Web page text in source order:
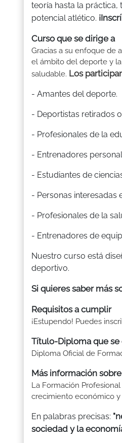
teoría hasta la práctica,
potencial atlético.
Curso que se dirige a
Gracias a su enfoque de
el ámbito del deporte y
saludable. Los
- Amantes del deporte.
- Deportistas retirados
- Profesionales de la
- Entrenadores
- Estudiantes de
- Personas interesadas
- Profesionales de la
- Entrenadores de
Nuestro curso está
deportivo.
Si quieres saber más
Requisitos a cumplir
¡Estupendo! Puedes
Título-Diploma que se
Diploma Oficial de
Más información
La Formación
crecimiento económico y
En palabras precisas:
sociedad y la